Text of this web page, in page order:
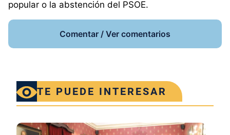
popular o la abstención del PSOE.
Comentar / Ver comentarios
TE PUEDE INTERESAR